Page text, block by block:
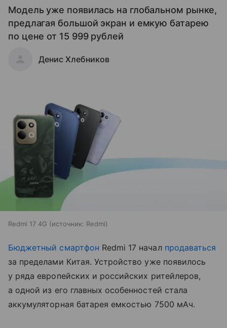
Модель уже появилась на глобальном рынке,
предлагая большой экран и емкую батарею
по цене от 15 999 рублей
Денис Хлебников
Redmi 17 4G источник: Redmi
Бюджетный смартфон Redmi 17 начал продаваться
за пределами Китая. Устройство уже появилось
у ряда европейских и российских ритейлеров,
а одной из его главных особенностей стала
аккумуляторная батарея емкостью 7500 мАч.